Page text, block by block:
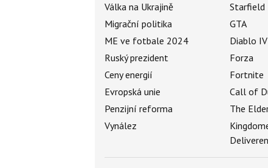
Válka na Ukrajině
Migrační politika
ME ve fotbale 2024
Ruský prezident
Ceny energií
Evropská unie
Penzijní reforma
Vynález
Starfield
GTA
Diablo IV
Forza
Fortnite
Call of
The